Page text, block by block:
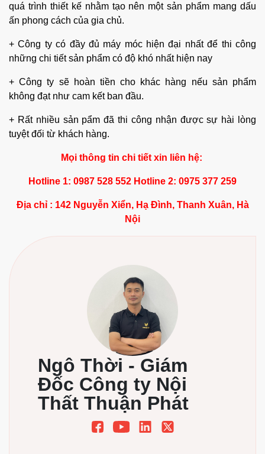
quá trình thiết kế nhằm tạo nên một sản phẩm mang dấu
ấn phong cách của gia chủ.
+ Công ty có đầy đủ máy móc hiện đại nhất để thi công
những chi tiết sản phẩm có độ khó nhất hiện nay
+ Công ty sẽ hoàn tiền cho khác hàng nếu sản phẩm
không đạt như cam kết ban đầu.
+ Rất nhiều sản pẩm đã thi công nhận được sự hài lòng
tuyệt đối từ khách hàng.
Mọi thông tin chi tiết xin liên hệ:
Hotline 1: 0987 528 552 Hotline 2: 0975 377 259
Địa chỉ : 142 Nguyễn Xiển, Hạ Đình, Thanh Xuân, Hà
Nội
Ngô Thời - Giám
Đốc Công ty Nội
Thất Thuận Phát